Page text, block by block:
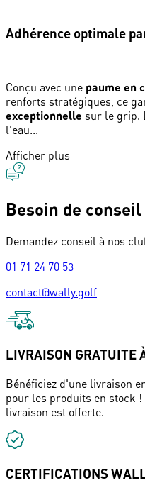
Adhérence optimale
Conçu avec une paume en
renforts stratégiques, ce
exceptionnelle sur le grip.
l'eau...
Afficher plus
Besoin de conseil
Demandez conseil à nos
01 71 24 70 53
contact@wally.golf
LIVRAISON GRATUITE
Bénéficiez d'une livraison
pour les produits en stock
livraison est offerte.
CERTIFICATIONS